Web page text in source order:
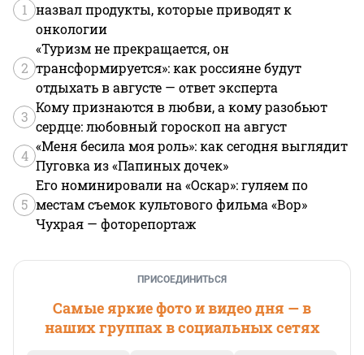
1 назвал продукты, которые приводят к
онкологии
2
«Туризм не прекращается, он
трансформируется»: как россияне будут
отдыхать в августе — ответ эксперта
3
Кому признаются в любви, а кому разобьют
сердце: любовный гороскоп на август
4
«Меня бесила моя роль»: как сегодня выглядит
Пуговка из «Папиных дочек»
5
Его номинировали на «Оскар»: гуляем по
местам съемок культового фильма «Вор»
Чухрая — фоторепортаж
ПРИСОЕДИНИТЬСЯ
Самые яркие фото и видео дня — в
наших группах в социальных сетях